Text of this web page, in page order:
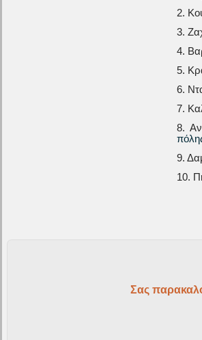
2.
3.
4.
5.
6.
7.
8.
9.
10.
Σας